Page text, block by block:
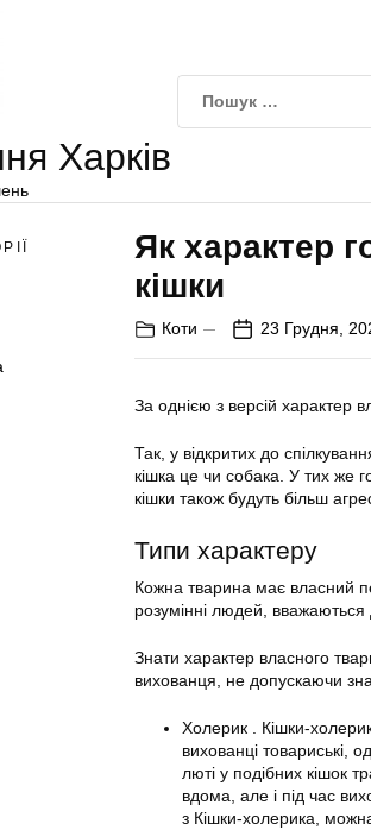
Харків
Як характер
кішки
Коти 23 Грудня,
За однією з версій характер
Так, у відкритих до
кішка це чи собака. У тих же
кішки також будуть більш
Типи характеру
Кожна тварина має власний
розумінні людей, вважаються
Знати характер власного
вихованця, не допускаючи
Холерик . Кішки-
вихованці товариські,
люті у подібних кішок
вдома, але і під час
з Кішки-холерика,